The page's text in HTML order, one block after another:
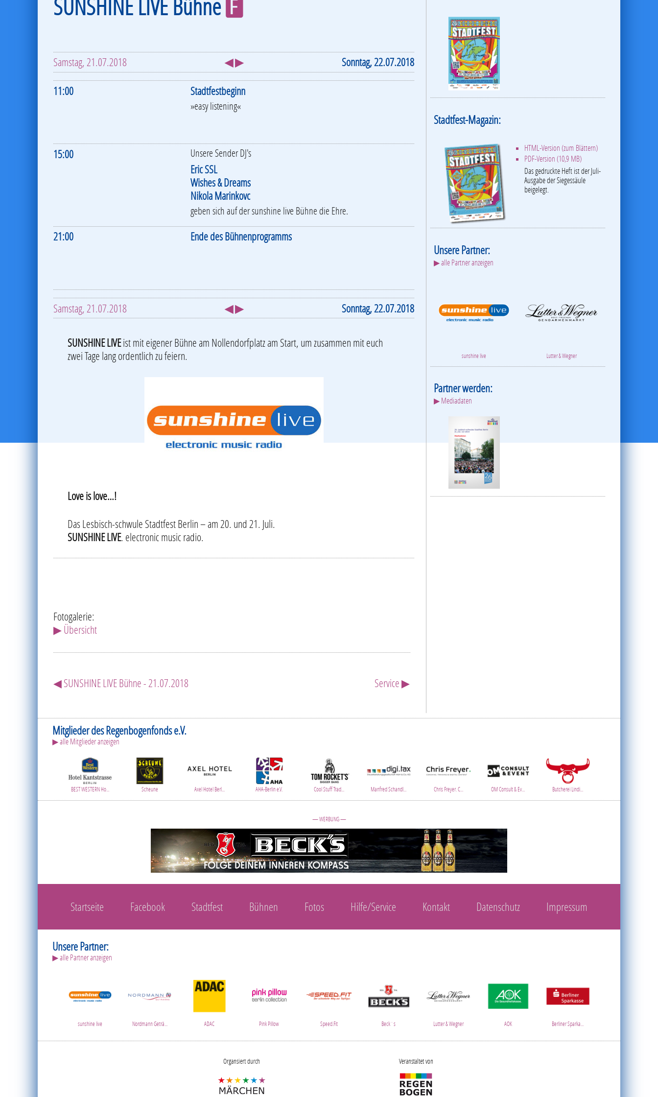
SUNSHINE LIVE Bühne F
Samstag, 21.07.2018 ◀ ▶ Sonntag, 22.07.2018
11:00 Stadtfestbeginn
»easy listening«
15:00 Unsere Sender DJ's
Eric SSL
Wishes & Dreams
Nikola Marinkovc
geben sich auf der sunshine live Bühne die Ehre.
21:00 Ende des Bühnenprogramms
Samstag, 21.07.2018 ◀ ▶ Sonntag, 22.07.2018
SUNSHINE LIVEist mit eigener Bühne am Nollendorfplatz am Start, um zusammen mit euch
zwei Tage lang ordentlich zu feiern.
Love is love…!
Das Lesbisch-schwule Stadtfest Berlin – am 20. und 21. Juli.
SUNSHINE LIVE. electronic music radio.
Fotogalerie:
▶ Übersicht
◀ SUNSHINE LIVE Bühne - 21.07.2018 Service ▶
Stadtfest-Magazin:
HTML-Version (zum Blättern)
PDF-Version (10,9 MB)
Das gedruckte Heft ist der Juli-
Ausgabe der Siegessäule
beigelegt.
Unsere Partner:
▶ alle Partner anzeigen
sunshine live Lutter & Wegner
Partner werden:
▶ Mediadaten
Mitglieder des Regenbogenfonds e.V.
▶ alle Mitglieder anzeigen
BEST WESTERN Ho... Scheune Axel Hotel Berl... AHA-Berlin e.V. Cool Stuff Trad... Manfred Schandl... Chris Freyer. C... OM Consult & Ev... Butcherei Lindi...
— WERBUNG —
Startseite Facebook Stadtfest Bühnen Fotos Hilfe/Service Kontakt Datenschutz Impressum
Unsere Partner:
▶ alle Partner anzeigen
sunshine live Nordmann Geträ... ADAC Pink Pillow Speed.Fit Beck´s Lutter & Wegner AOK Berliner Sparka...
Organsiert durch Veranstaltet von